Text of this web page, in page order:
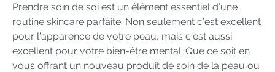
Prendre soin de soi est un élément essentiel d’une
routine skincare parfaite. Non seulement c’est excellent
pour l’apparence de votre peau, mais c’est aussi
excellent pour votre bien-être mental. Que ce soit en
vous offrant un nouveau produit de soin de la peau ou